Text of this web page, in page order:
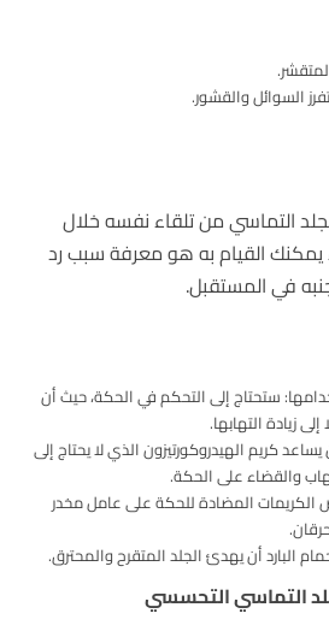
السوائل والقشور.
التماسي من تلقاء نفسه خلال
القيام به هو معرفة سبب رد
في المستقبل.
ستحتاج إلى التحكم في الحكة، حيث أن
زيادة التهابها.
كريم الهيدروكورتيزون الذي لا يحتاج إلى
والقضاء على الحكة.
الكريمات المضادة للحكة على عامل مخدر
البارد أن يهدئ الجلد المتقرح والمحترق.
التماسي التحسسي